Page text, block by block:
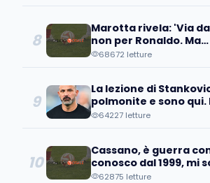
8
Marotta rivela: 'Via
non per Ronaldo. Ma
quell'operazione...'
68672 letture
9
La lezione di
polmonite e sono qui.
fallimento è quando…”
64227 letture
10
Cassano, è guerra
conosco dal 1999, mi
e poi pubblicamente…
62875 letture